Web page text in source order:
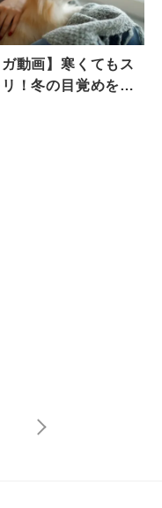
ガ動画】寒くてもス
！冬の目覚めを快
る３つの方法